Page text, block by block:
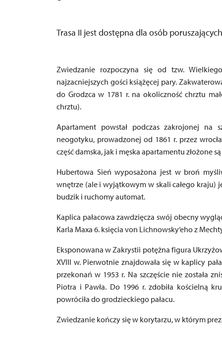
Trasa II jest dostępna dla osób
Zwiedzanie rozpoczyna się od tzw.
najzacniejszych gości książęcej pary.
do Grodzca w 1781 r. na okoliczność chrztu
chrztu).
Apartament powstał podczas zakrojonej na
neogotyku, prowadzonej od 1861 r. przez
część damska, jak i męska apartamentu złożone
Hubertowa Sień wyposażona jest w broń
wnętrze (ale i wyjątkowym w skali całego kraju)
budzik i ruchomy automat.
Kaplica pałacowa zawdzięcza swój obecny
Karla Maxa 6. księcia von Lichnowsky‘eho z
Eksponowana w Zakrystii potężna figura
XVIII w. Pierwotnie znajdowała się w kaplicy
przekonań w 1953 r. Na szczęście nie została
Piotra i Pawła. Do 1996 r. zdobiła kościelną
powróciła do grodzieckiego pałacu.
Zwiedzanie kończy się w korytarzu, w którym